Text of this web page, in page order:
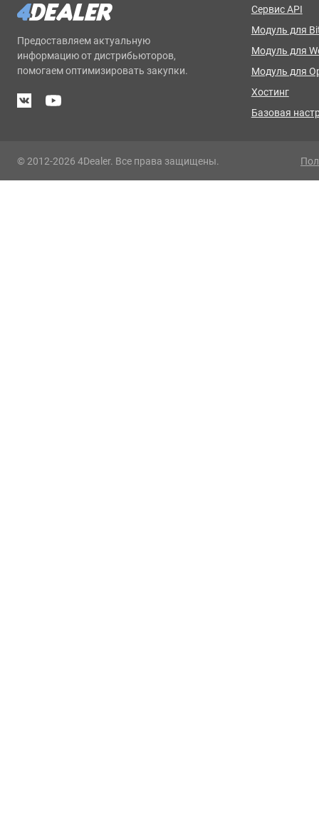
Предоставляем актуальную
информацию от дистрибьюторов,
помогаем оптимизировать закупки.
Сервис API
Модуль для
Модуль для
Модуль для
Хостинг
Базовая
© 2012-2026 4Dealer. Все права защищены.